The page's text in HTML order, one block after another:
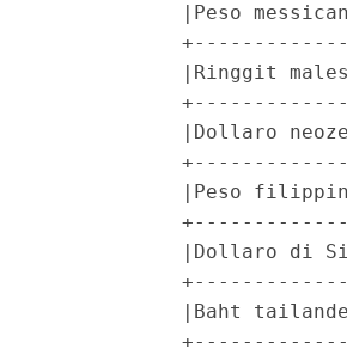
|Peso
|Ringgit
|Dollaro
|Peso
|Dollaro di
|Baht